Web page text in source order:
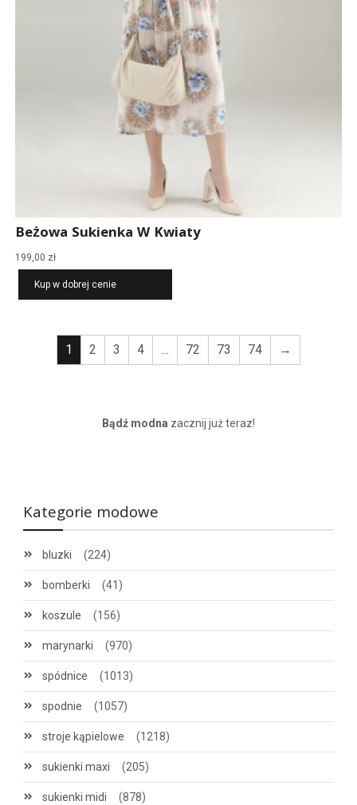
Beżowa Sukienka W Kwiaty
199,00 zł
Kup w dobrej cenie
1 2 3 4 … 72 73 74 →
Bądź modna zacznij już teraz!
Kategorie modowe
bluzki (224)
bomberki (41)
koszule (156)
marynarki (970)
spódnice (1013)
spodnie (1057)
stroje kąpielowe (1218)
sukienki maxi (205)
sukienki midi (878)